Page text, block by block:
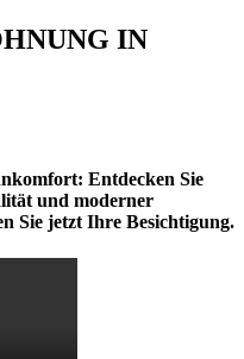
IN
Entdecken Sie
und moderner
Sie jetzt Ihre Besichtigung.